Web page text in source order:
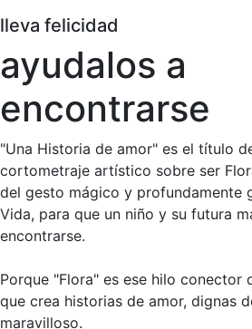
lleva felicidad
ayudalos a
encontrarse
"Una Historia de amor" es el título
cortometraje artístico sobre ser
del gesto mágico y profundamente
Vida, para que un niño y su futura
encontrarse.
Porque "Flora" es ese hilo conector
que crea historias de amor, dignas
maravilloso.